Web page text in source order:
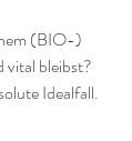
(BIO-)
vital bleibst?
Idealfall.